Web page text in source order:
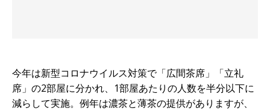
今年は新型コロナウイルス対策で「広間茶席」「立礼
席」の2部屋に分かれ、1部屋あたりの人数を半分以下に
減らして実施。例年は濃茶と薄茶の提供がありますが、